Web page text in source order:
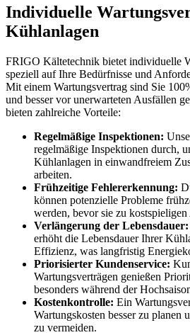
Individuelle
Kühlanlagen
FRIGO Kältetechnik bietet individuelle
speziell auf Ihre Bedürfnisse und
Mit einem Wartungsvertrag sind Sie
und besser vor unerwarteten Ausfällen
bieten zahlreiche Vorteile:
Regelmäßige Inspektionen:
regelmäßige Inspektionen durch,
Kühlanlagen in einwandfreiem
arbeiten.
Frühzeitige Fehlererkennung:
können potenzielle Probleme
werden, bevor sie zu
Verlängerung der Lebensdauer:
erhöht die Lebensdauer Ihrer
Effizienz, was langfristig
Priorisierter Kundenservice:
Wartungsverträgen genießen
besonders während der
Kostenkontrolle: Ein
Wartungskosten besser zu planen
zu vermeiden.